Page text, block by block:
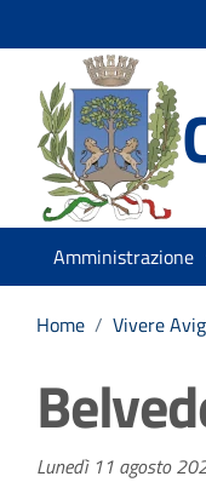
Amministrazione
Home / Vivere
Lunedì 11 agosto